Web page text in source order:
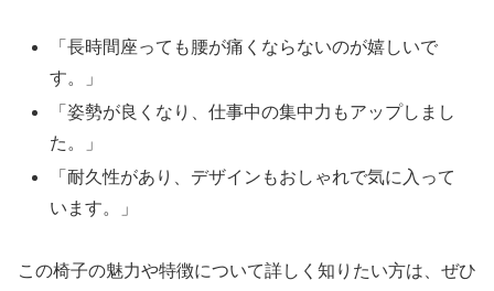
「長時間座っても腰が痛くならないのが嬉しいで
す。」
「姿勢が良くなり、仕事中の集中力もアップしまし
た。」
「耐久性があり、デザインもおしゃれで気に入って
います。」
この椅子の魅力や特徴について詳しく知りたい方は、ぜひ